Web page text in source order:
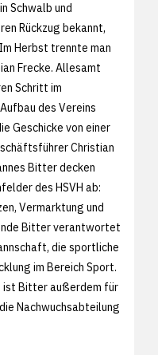
Schwalb und
Rückzug bekannt,
Herbst trennte man
Frecke. Allesamt
Schritt im
des Vereins
Geschicke von einer
Christian
Bitter decken
des HSVH ab:
Vermarktung und
Bitter verantwortet
die sportliche
im Bereich Sport.
ist Bitter außerdem für
Nachwuchsabteilung